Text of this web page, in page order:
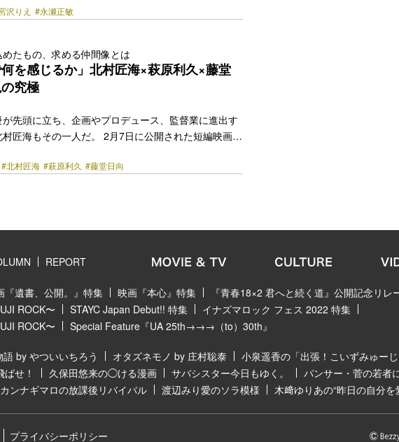
もうとする若者の青春”を見つめてきた内山拓也監
プレハブで暮らしていたが、やがて叔母の家に身を
にも居場所はなく、ひとりで過ごしては内気にな…
bezzy.jp/2025/11/77470/"></a>
沢りえ #永瀬正敏
たもの、求める仲間像とは
何を感じるか」北村匠海×萩原利久×藤堂
究極
先頭に立ち、企画やプロデュース、監督業に進出す
匠海もその一人だ。 2月7日に公開された短編映画
議/wonderboyの同名楽曲を原案に、社会の中でもが
魅力 ──不可思議/wonderboy… <a class="more-link"
#北村匠海 #萩原利久 #藤堂日向
REPORT
『遺書、公開。』特集 映画『本心』特集
『青春18×2 君へと続く道』公開記念リレ
ROCK〜
STAYC Japan Debut!! 特集
イナズマロック フェス 2022 特集
ROCK〜
Special Feature『UA 25th→→→（to）30th』
by やついいちろう オタズネモノ by 庄村聡泰
小泉遥香の「出張！こいずみゅーじ
せ！
久保田悠来の◯ける漫画 サバシスター今日もゆく。
パンサー・菅の若者
カンナギマロの放課後リバイバル 渡辺みり愛のソラ模様 木﨑ゆりあの“昨日の自分を
プライバシーポリシー